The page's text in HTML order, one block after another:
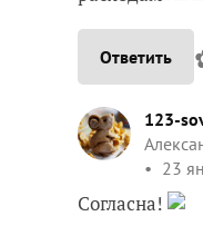
Ответить
123-
23
Согласна!